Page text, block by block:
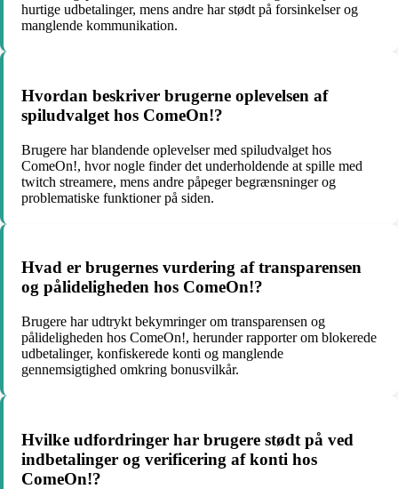
hurtige udbetalinger, mens andre har stødt på forsinkelser og
manglende kommunikation.
Hvordan beskriver brugerne oplevelsen af
spiludvalget hos ComeOn!?
Brugere har blandende oplevelser med spiludvalget hos
ComeOn!, hvor nogle finder det underholdende at spille med
twitch streamere, mens andre påpeger begrænsninger og
problematiske funktioner på siden.
Hvad er brugernes vurdering af transparensen
og pålideligheden hos ComeOn!?
Brugere har udtrykt bekymringer om transparensen og
pålideligheden hos ComeOn!, herunder rapporter om blokerede
udbetalinger, konfiskerede konti og manglende
gennemsigtighed omkring bonusvilkår.
Hvilke udfordringer har brugere stødt på ved
indbetalinger og verificering af konti hos
ComeOn!?